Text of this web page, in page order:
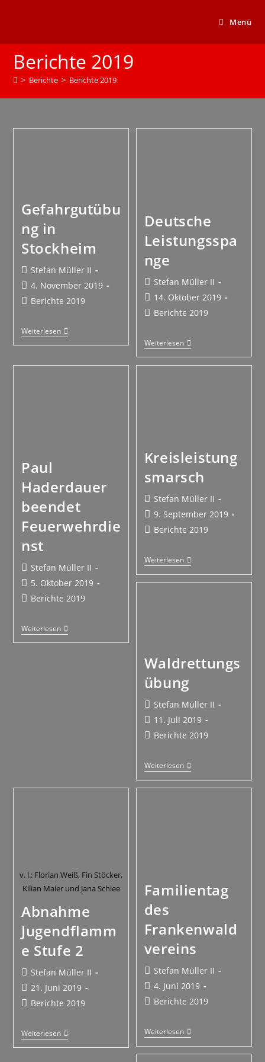
Menü
Berichte 2019
> Berichte > Berichte 2019
Gefahrgutübu
ng in
Stockheim
Stefan Müller II
4. November 2019
Berichte 2019
Weiterlesen
Deutsche
Leistungsspa
nge
Stefan Müller II
14. Oktober 2019
Berichte 2019
Weiterlesen
Paul
Haderdauer
beendet
Feuerwehrdie
nst
Stefan Müller II
5. Oktober 2019
Berichte 2019
Weiterlesen
Kreisleistung
smarsch
Stefan Müller II
9. September 2019
Berichte 2019
Weiterlesen
Waldrettungs
übung
Stefan Müller II
11. Juli 2019
Berichte 2019
Weiterlesen
v. l.: Florian Weiß, Fin Stöcker,
Kilian Maier und Jana Schlee
Abnahme
Jugendflamm
e Stufe 2
Stefan Müller II
21. Juni 2019
Berichte 2019
Weiterlesen
Familientag
des
Frankenwald
vereins
Stefan Müller II
4. Juni 2019
Berichte 2019
Weiterlesen